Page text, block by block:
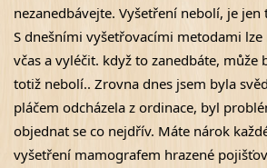
nezanedbávejte. Vyšetření nebolí, je
S dnešními vyšetřovacími metodami
včas a vyléčit. když to zanedbáte, může
totiž nebolí.. Zrovna dnes jsem byla
pláčem odcházela z ordinace, byl
objednat se co nejdřív. Máte nárok
vyšetření mamografem hrazené